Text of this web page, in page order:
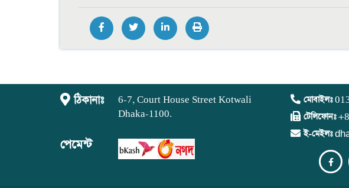
ঠিকানাঃ
পেমেন্ট
6-7, Court House Street Kotwali
Dhaka-1100.
মোবাইলঃ
টেলিফোনঃ
ই-মেইলঃ